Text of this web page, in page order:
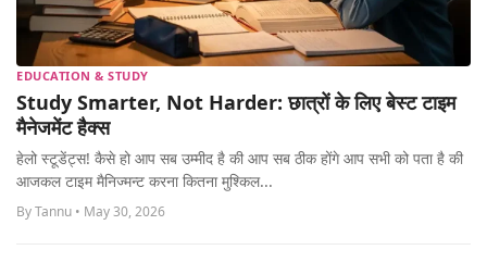
FASHION & STYLE
CONTACT NAME IDEAS
MORE
EDUCATION & STUDY
Study Smarter, Not Harder: छात्रों के लिए बेस्ट टाइम
मैनेजमेंट हैक्स
हेलो स्टूडेंट्स! कैसे हो आप सब उम्मीद है की आप सब ठीक होंगे आप सभी को पता है की
आजकल टाइम मैनिज्मन्ट करना कितना मुश्किल...
By Tannu • May 30, 2026